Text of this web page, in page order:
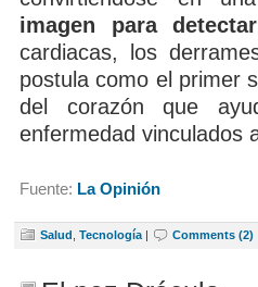
imagen para
cardiacas, los
postula como el primer
del corazón que
enfermedad vinculados
Fuente: La Opinión
Salud Tecnología | Comments (2)